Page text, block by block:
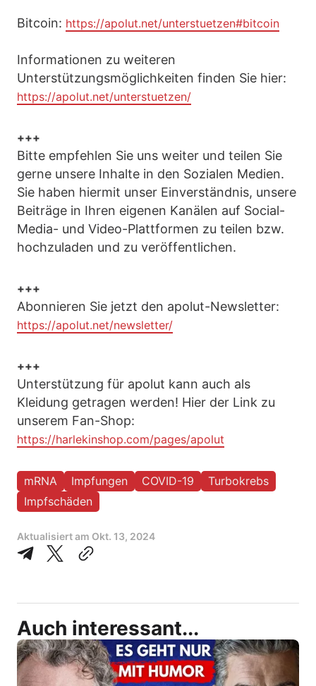
Bitcoin: https://apolut.net/unterstuetzen#bitcoin
Informationen zu weiteren
Unterstützungsmöglichkeiten finden Sie hier:
https://apolut.net/unterstuetzen/
+++
Bitte empfehlen Sie uns weiter und teilen Sie
gerne unsere Inhalte in den Sozialen Medien.
Sie haben hiermit unser Einverständnis, unsere
Beiträge in Ihren eigenen Kanälen auf Social-
Media- und Video-Plattformen zu teilen bzw.
hochzuladen und zu veröffentlichen.
+++
Abonnieren Sie jetzt den apolut-Newsletter:
https://apolut.net/newsletter/
+++
Unterstützung für apolut kann auch als
Kleidung getragen werden! Hier der Link zu
unserem Fan-Shop:
https://harlekinshop.com/pages/apolut
mRNA Impfungen COVID-19
Turbokrebs
Impfschäden
Aktualisiert am Okt. 13, 2024
Auch interessant...